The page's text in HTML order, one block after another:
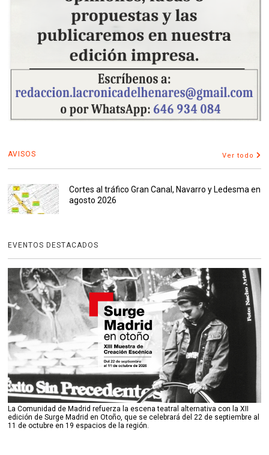
AVISOS Ver todo
Cortes al tráfico Gran Canal, Navarro y Ledesma en
agosto 2026
EVENTOS DESTACADOS
La Comunidad de Madrid refuerza la escena teatral alternativa con la XII
edición de Surge Madrid en Otoño, que se celebrará del 22 de septiembre al
11 de octubre en 19 espacios de la región.